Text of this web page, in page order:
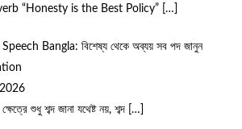
“Honesty is the Best Policy”
[…]
Bangla: বিশেষ্য থেকে অব্যয় সব পদ জানুন
শুধু শব্দ জানা যথেষ্ট নয়, শব্দ […]